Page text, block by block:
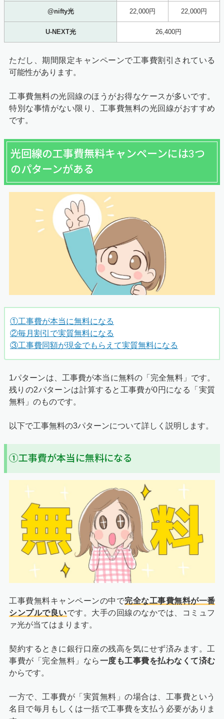
@nifty光 22,000円 22,000円
U-NEXT光 26,400円
ただし、期間限定キャンペーンで工事費割引されている
可能性があります。
工事費無料の光回線のほうがお得なケースが多いです。
特別な事情がない限り、工事費無料の光回線がおすすめ
です。
光回線の工事費無料キャンペーンには3つ
のパターンがある
①工事費が本当に無料になる
②毎月割引で実質無料になる
③工事費同額が現金でもらえて実質無料になる
1パターンは、工事費が本当に無料の「完全無料」です。
残りの2パターンは計算すると工事費が0円になる「実質
無料」のものです。
以下で工事無料の3パターンについて詳しく説明します。
①工事費が本当に無料になる
工事費無料キャンペーンの中で完全な工事費無料が一番
シンプルで良いです。大手の回線のなかでは、コミュフ
ァ光が当てはまります。
契約するときに銀行口座の残高を気にせず済みます。工
事費が「完全無料」なら一度も工事費を払わなくて済む
からです。
一方で、工事費が「実質無料」の場合は、工事費という
名目で毎月もしくは一括で工事費を支払う必要がありま